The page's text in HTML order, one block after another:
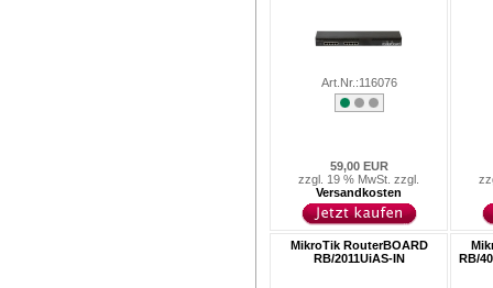
Art.Nr.:116076
59,00 EUR
zzgl. 19 % MwSt. zzgl.
Versandkosten
MikroTik RouterBOARD
RB/2011UiAS-IN
RB/